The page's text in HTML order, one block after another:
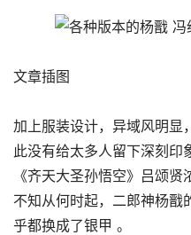
文章插图
加上服装设计，异域风明显
此没有给太多人留下深刻印
《齐天大圣孙悟空》吕颂
不知从何时起，二郎神杨戬
乎都换成了银甲 。